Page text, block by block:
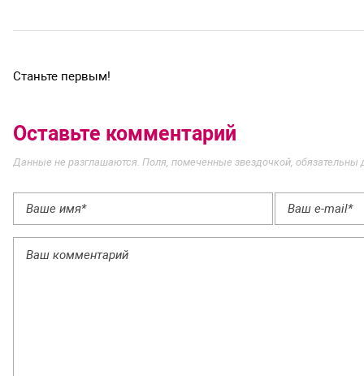
Станьте первым!
Оставьте комментарий
Данные не разглашаются. Поля, помеченные звездочкой, обязательны